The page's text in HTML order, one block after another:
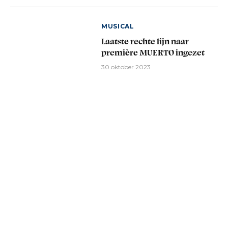
MUSICAL
Laatste rechte lijn naar
première MUERTO ingezet
30 oktober 2023